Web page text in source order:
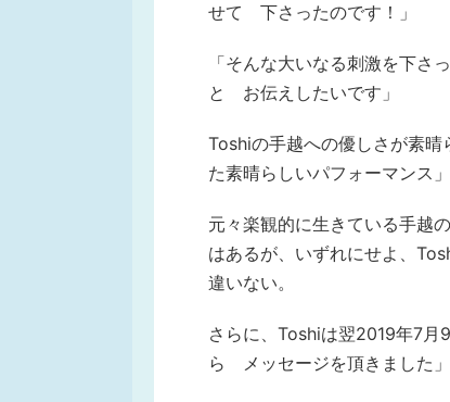
せて 下さったのです！」
「そんな大いなる刺激を下
と お伝えしたいです」
Toshiの手越への優しさが素
た素晴らしいパフォーマンス
元々楽観的に生きている手越
はあるが、いずれにせよ、
違いない。
さらに、Toshiは翌2019年7月
ら メッセージを頂きました」